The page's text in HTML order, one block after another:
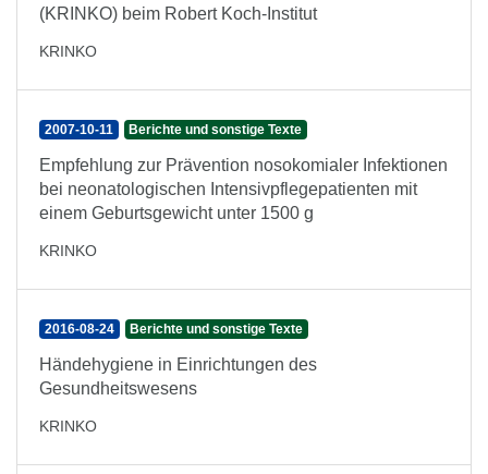
(KRINKO) beim Robert Koch-Institut
KRINKO
2007-10-11 Berichte und sonstige Texte
Empfehlung zur Prävention nosokomialer Infektionen
bei neonatologischen Intensivpflegepatienten mit
einem Geburtsgewicht unter 1500 g
KRINKO
2016-08-24 Berichte und sonstige Texte
Händehygiene in Einrichtungen des
Gesundheitswesens
KRINKO